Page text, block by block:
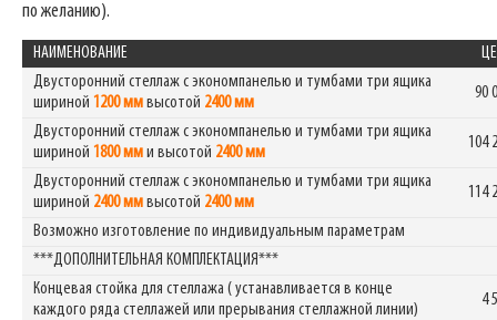
по желанию).
НАИМЕНОВАНИЕ
Двусторонний стеллаж с экономпанелью и тумбами три ящика
шириной 1200 ммвысотой 2400 мм
90
Двусторонний стеллаж с экономпанелью и тумбами три ящика
шириной 1800 мми высотой 2400 мм
104
Двусторонний стеллаж с экономпанелью и тумбами три ящика
шириной 2400 ммвысотой 2400 мм
114
Возможно изготовление по индивидуальным параметрам
***ДОПОЛНИТЕЛЬНАЯ КОМПЛЕКТАЦИЯ***
Концевая стойка для стеллажа ( устанавливается в конце
каждого ряда стеллажей или прерывания стеллажной линии)
4